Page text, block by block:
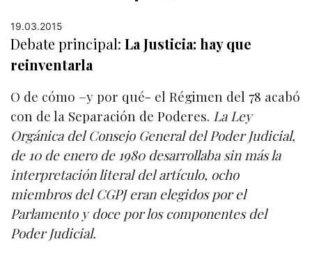
19.03.2015
Debate principal: La Justicia: hay que
reinventarla
O de cómo –y por qué- el Régimen del 78 acabó
con de la Separación de Poderes. La Ley
Orgánica del Consejo General del Poder Judicial,
de 10 de enero de 1980 desarrollaba sin más la
interpretación literal del artículo, ocho
miembros del CGPJ eran elegidos por el
Parlamento y doce por los componentes del
Poder Judicial.